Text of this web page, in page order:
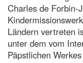
Charles de Forbin-
Ländern vertreten
unter dem vom
Päpstlichen